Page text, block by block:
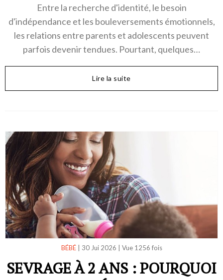
Entre la recherche d'identité, le besoin
d'indépendance et les bouleversements émotionnels,
les relations entre parents et adolescents peuvent
parfois devenir tendues. Pourtant, quelques…
Lire la suite
BÉBÉ| 30 Jui 2026 Vue 1256 fois
SEVRAGE À 2 ANS : POURQUOI